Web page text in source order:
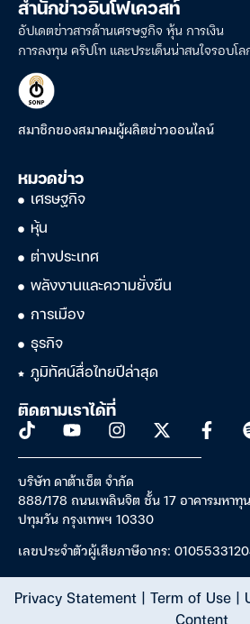
สำนักข่าวอินโฟเควสท์
อัปเดตข่าวสารด้านเศรษฐกิจ หุ้น การเงิน
การลงทุน คริปโท และประเด็นน่าสนใจรอบโล
สมาชิกของสมาคมผู้ผลิตข่าวออนไลน์
หมวดข่าว
เศรษฐกิจ
หุ้น
ต่างประเทศ
พลังงานและความยั่งยืน
การเมือง
ธุรกิจ
ภูมิทัศน์สื่อไทยปีล่าสุด
ติดตามเราได้ที่
บริษัท ดาต้าเซ็ต จำกัด
888/178 ถนนเพลินจิต ชั้น 17 อาคารมหา
ปทุมวัน กรุงเทพฯ 10330
เลขประจำตัวผู้เสียภาษีอากร:
Privacy Statement| Term of Use|
Content